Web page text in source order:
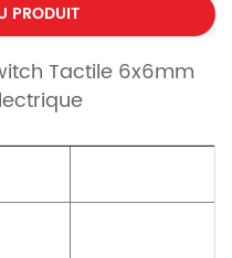
PRODUIT
Tactile 6x6mm